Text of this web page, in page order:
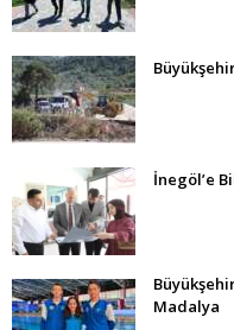
İnegöl’e
Madalya